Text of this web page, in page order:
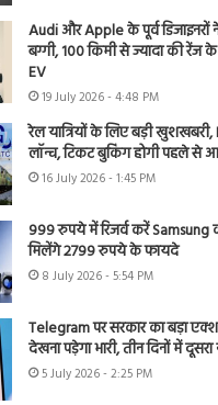
Audi और Apple के पूर्व डिजाइनरों
बग्गी, 100 किमी से ज्यादा की
EV
19 July 2026 - 4:48 PM
रेल यात्रियों के लिए बड़ी
लॉन्च, टिकट बुकिंग होगी पहले से
16 July 2026 - 1:45 PM
999 रुपये में रिजर्व करें
मिलेंगे 2799 रुपये के फायदे
8 July 2026 - 5:54 PM
Telegram पर सरकार का बड़ा
देखना पड़ेगा भारी, तीन दिनों में दूसरा
5 July 2026 - 2:25 PM